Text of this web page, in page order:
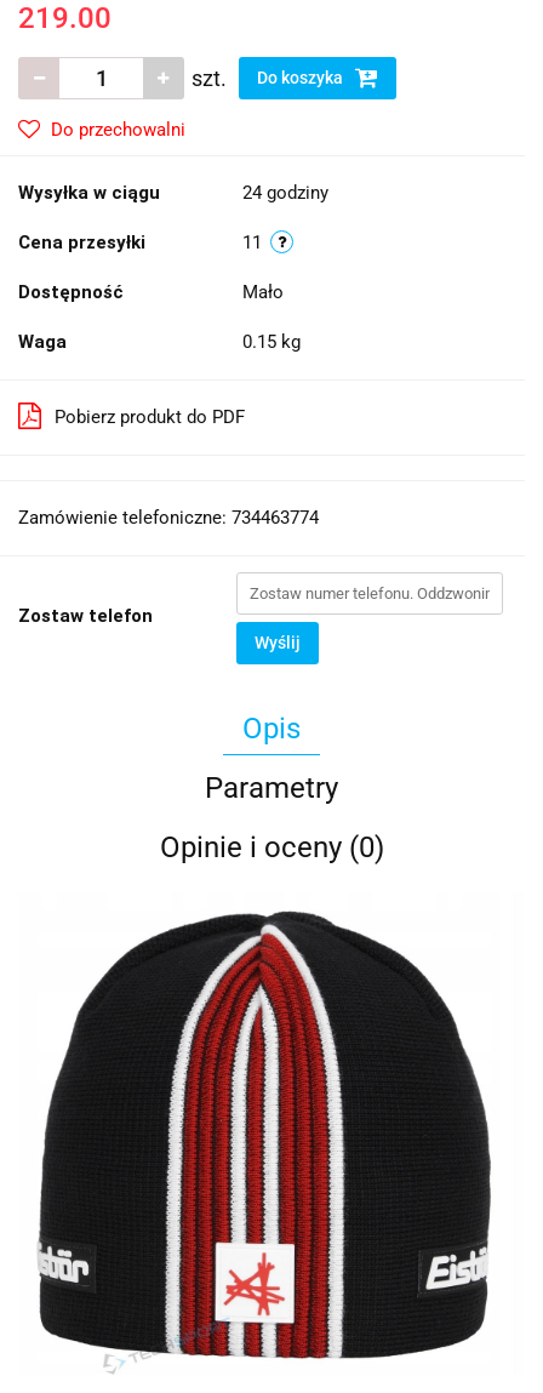
219.00
szt. Do koszyka
Do przechowalni
Wysyłka w ciągu 24 godziny
Cena przesyłki 11
Dostępność Mało
Waga 0.15 kg
Pobierz produkt do PDF
Zamówienie telefoniczne: 734463774
Zostaw telefon
Wyślij
Opis
Parametry
Opinie i oceny (0)